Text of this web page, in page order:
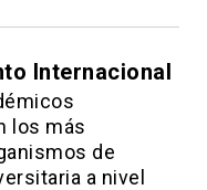
Internacional
los más
de
a nivel